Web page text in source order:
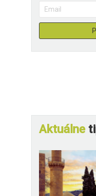
Aktuálne